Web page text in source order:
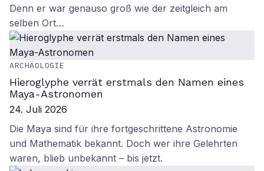
Denn er war genauso groß wie der zeitgleich am
selben Ort…
ARCHÄOLOGIE
Hieroglyphe verrät erstmals den Namen eines
Maya-Astronomen
24. Juli 2026
Die Maya sind für ihre fortgeschrittene Astronomie
und Mathematik bekannt. Doch wer ihre Gelehrten
waren, blieb unbekannt – bis jetzt.